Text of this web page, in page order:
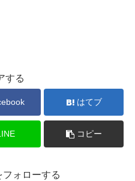
する
はてブ
コピー
ォローする